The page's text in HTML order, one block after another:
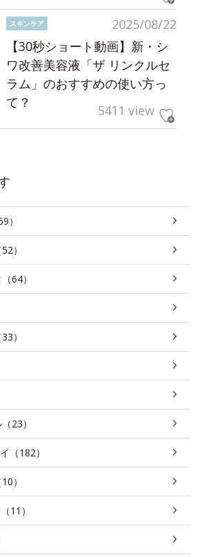
2025/08/22
スキンケア
【30秒ショート動画】新・シ
ワ改善美容液「ザ リンクルセ
ラム」のおすすめの使い方っ
て？
5411 view
）
）
64）
）
23）
（182）
）
11）